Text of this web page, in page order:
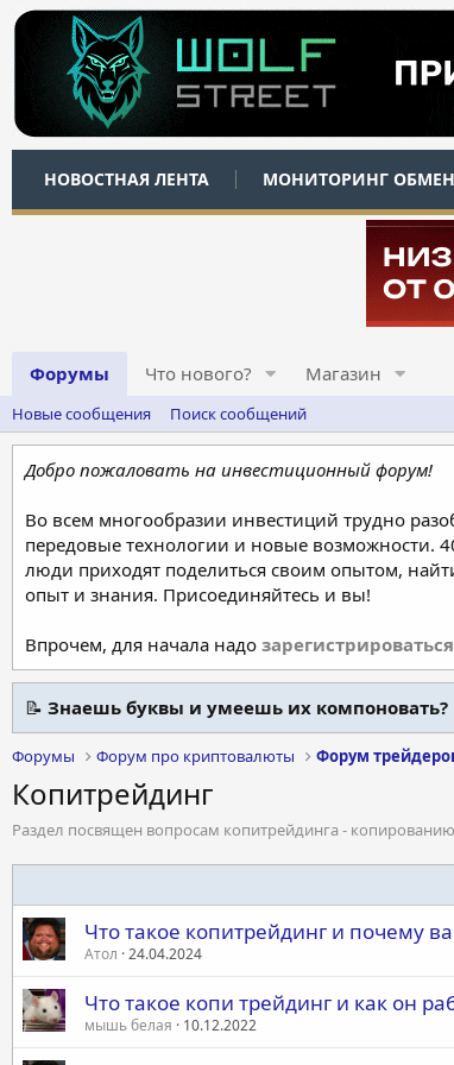
НОВОСТНАЯ ЛЕНТА МОНИТОРИНГ
Форумы Что нового? Магазин
Новые сообщения Поиск сообщений
Добро пожаловать на инвестиционный форум!
Во всем многообразии инвестиций трудно
передовые технологии и новые возможности.
люди приходят поделиться своим опытом,
опыт и знания. Присоединяйтесь и вы!
Впрочем, для начала надо зарегистрироваться
📝 Знаешь буквы и умеешь их компоновать?
Форумы Форум про криптовалюты Форум
Копитрейдинг
Раздел посвящен вопросам копитрейдинга -
Что такое копитрейдинг и почему
Атол 24.04.2024
Что такое копи трейдинг и как он
мышь белая 10.12.2022